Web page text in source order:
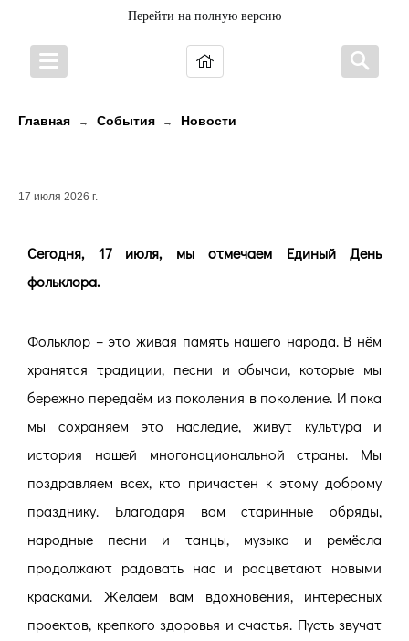
Перейти на полную версию
Главная → События → Новости
17 июля 2026 г.
Сегодня, 17 июля, мы отмечаем Единый День
фольклора.
Фольклор – это живая память нашего народа. В нём
хранятся традиции, песни и обычаи, которые мы
бережно передаём из поколения в поколение. И пока
мы сохраняем это наследие, живут культура и
история нашей многонациональной страны. Мы
поздравляем всех, кто причастен к этому доброму
празднику. Благодаря вам старинные обряды,
народные песни и танцы, музыка и ремёсла
продолжают радовать нас и расцветают новыми
красками. Желаем вам вдохновения, интересных
проектов, крепкого здоровья и счастья. Пусть звучат